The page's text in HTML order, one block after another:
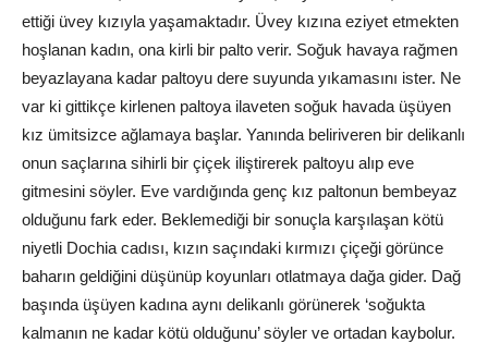
ettiği üvey kızıyla yaşamaktadır. Üvey kızına eziyet etmekten
hoşlanan kadın, ona kirli bir palto verir. Soğuk havaya rağmen
beyazlayana kadar paltoyu dere suyunda yıkamasını ister. Ne
var ki gittikçe kirlenen paltoya ilaveten soğuk havada üşüyen
kız ümitsizce ağlamaya başlar. Yanında beliriveren bir delikanlı
onun saçlarına sihirli bir çiçek iliştirerek paltoyu alıp eve
gitmesini söyler. Eve vardığında genç kız paltonun bembeyaz
olduğunu fark eder. Beklemediği bir sonuçla karşılaşan kötü
niyetli Dochia cadısı, kızın saçındaki kırmızı çiçeği görünce
baharın geldiğini düşünüp koyunları otlatmaya dağa gider. Dağ
başında üşüyen kadına aynı delikanlı görünerek ‘soğukta
kalmanın ne kadar kötü olduğunu’ söyler ve ortadan kaybolur.